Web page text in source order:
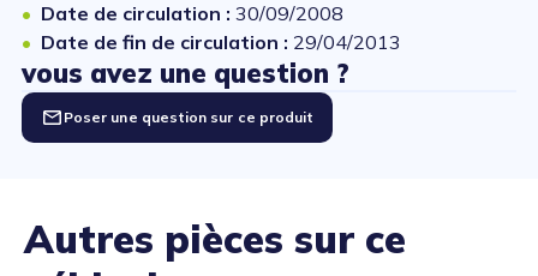
Date de circulation : 30/09/2008
Date de fin de circulation : 29/04/2013
vous avez une question ?
Poser une question sur ce produit
Autres pièces sur ce